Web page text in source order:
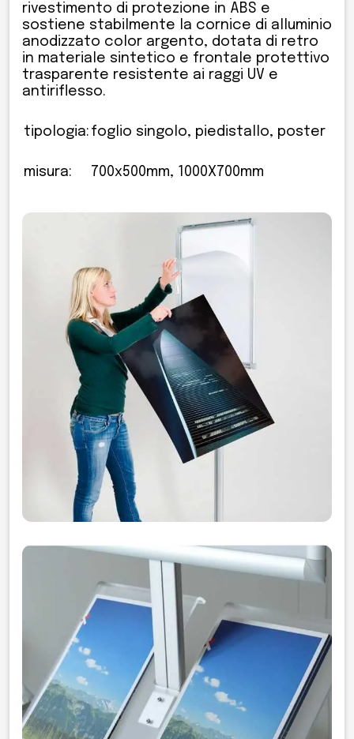
rivestimento di protezione in ABS e
sostiene stabilmente la cornice di alluminio
anodizzato color argento, dotata di retro
in materiale sintetico e frontale protettivo
trasparente resistente ai raggi UV e
antiriflesso.
tipologia: foglio singolo, piedistallo, poster
misura: 700x500mm, 1000X700mm